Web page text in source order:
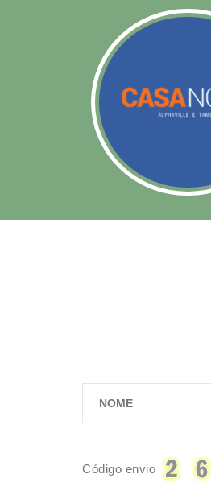
Código envio